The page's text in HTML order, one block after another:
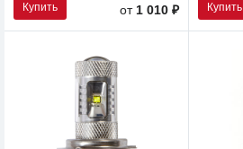
Купить от 1 010 ₽ Купить